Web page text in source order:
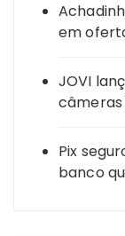
em
JOVI
câmeras
Pix
banco